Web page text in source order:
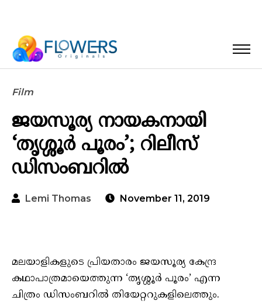
Film
ജയസൂര്യ നായകനായി
‘തൃശ്ശൂര്‍ പൂരം’; റിലീസ്
ഡിസംബറില്‍
Lemi Thomas November 11, 2019
മലയാളികളുടെ പ്രിയതാരം ജയസൂര്യ കേന്ദ്ര
കഥാപാത്രമായെത്തുന്ന ‘തൃശ്ശൂര്‍ പൂരം’ എന്ന
ചിത്രം ഡിസംബറില്‍ തിയേറ്ററുകളിലെത്തും.